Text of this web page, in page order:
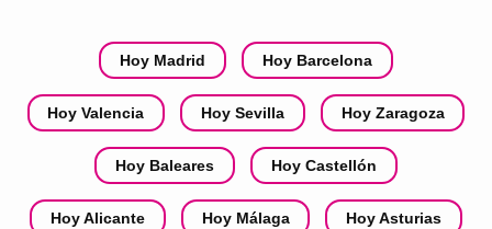
Hoy Madrid Hoy Barcelona
Hoy Valencia Hoy Sevilla Hoy Zaragoza
Hoy Baleares Hoy Castellón
Hoy Alicante Hoy Málaga Hoy Asturias